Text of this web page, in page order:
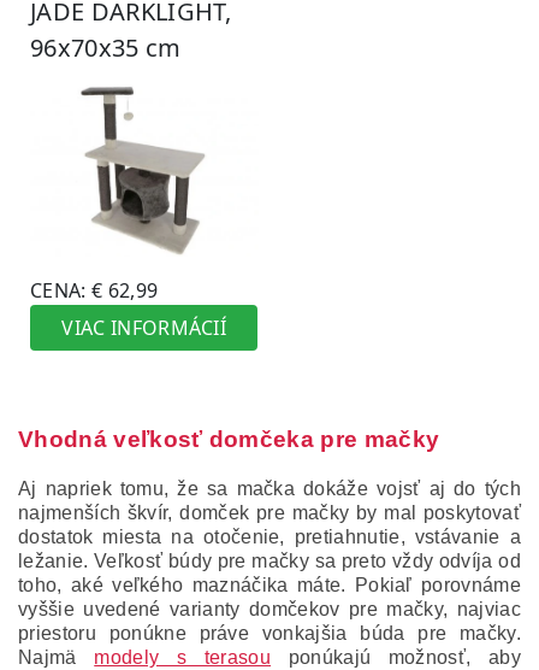
Vhodná veľkosť domčeka pre mačky
Aj napriek tomu, že sa mačka dokáže vojsť aj do tých
najmenších škvír, domček pre mačky by mal poskytovať
dostatok miesta na otočenie, pretiahnutie, vstávanie a
ležanie. Veľkosť búdy pre mačky sa preto vždy odvíja od
toho, aké veľkého maznáčika máte. Pokiaľ porovnáme
vyššie uvedené varianty domčekov pre mačky, najviac
priestoru ponúkne práve vonkajšia búda pre mačky.
Najmä modely s terasou ponúkajú možnosť, aby